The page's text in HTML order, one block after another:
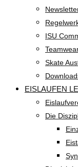
ISU
Skate
EISLAUFEN
Die